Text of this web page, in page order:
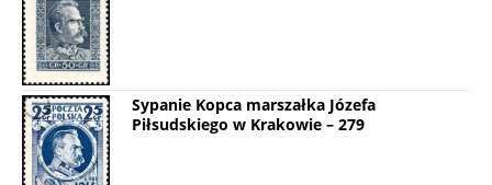
Sypanie Kopca marszałka Józefa
Piłsudskiego w Krakowie – 279